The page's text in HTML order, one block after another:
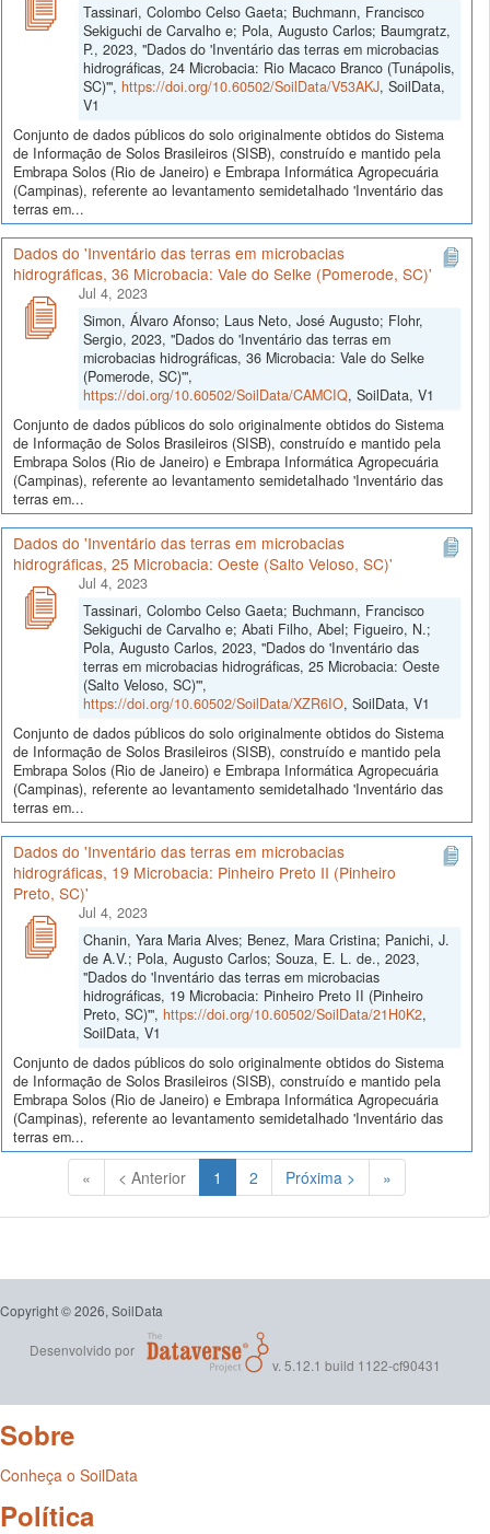
Tassinari, Colombo Celso Gaeta; Buchmann, Francisco
Sekiguchi de Carvalho e; Pola, Augusto Carlos; Baumgratz,
P., 2023, "Dados do 'Inventário das terras em microbacias
hidrográficas, 24 Microbacia: Rio Macaco Branco (Tunápolis,
SC)'", https://doi.org/10.60502/SoilData/V53AKJ, SoilData,
V1
Conjunto de dados públicos do solo originalmente obtidos do Sistema
de Informação de Solos Brasileiros (SISB), construído e mantido pela
Embrapa Solos (Rio de Janeiro) e Embrapa Informática Agropecuária
(Campinas), referente ao levantamento semidetalhado 'Inventário das
terras em...
Dados do 'Inventário das terras em microbacias
hidrográficas, 36 Microbacia: Vale do Selke (Pomerode, SC)'
Jul 4, 2023
Simon, Álvaro Afonso; Laus Neto, José Augusto; Flohr,
Sergio, 2023, "Dados do 'Inventário das terras em
microbacias hidrográficas, 36 Microbacia: Vale do Selke
(Pomerode, SC)'",
https://doi.org/10.60502/SoilData/CAMCIQ, SoilData, V1
Conjunto de dados públicos do solo originalmente obtidos do Sistema
de Informação de Solos Brasileiros (SISB), construído e mantido pela
Embrapa Solos (Rio de Janeiro) e Embrapa Informática Agropecuária
(Campinas), referente ao levantamento semidetalhado 'Inventário das
terras em...
Dados do 'Inventário das terras em microbacias
hidrográficas, 25 Microbacia: Oeste (Salto Veloso, SC)'
Jul 4, 2023
Tassinari, Colombo Celso Gaeta; Buchmann, Francisco
Sekiguchi de Carvalho e; Abati Filho, Abel; Figueiro, N.;
Pola, Augusto Carlos, 2023, "Dados do 'Inventário das
terras em microbacias hidrográficas, 25 Microbacia: Oeste
(Salto Veloso, SC)'",
https://doi.org/10.60502/SoilData/XZR6IO, SoilData, V1
Conjunto de dados públicos do solo originalmente obtidos do Sistema
de Informação de Solos Brasileiros (SISB), construído e mantido pela
Embrapa Solos (Rio de Janeiro) e Embrapa Informática Agropecuária
(Campinas), referente ao levantamento semidetalhado 'Inventário das
terras em...
Dados do 'Inventário das terras em microbacias
hidrográficas, 19 Microbacia: Pinheiro Preto II (Pinheiro
Preto, SC)'
Jul 4, 2023
Chanin, Yara Maria Alves; Benez, Mara Cristina; Panichi, J.
de A.V.; Pola, Augusto Carlos; Souza, E. L. de., 2023,
"Dados do 'Inventário das terras em microbacias
hidrográficas, 19 Microbacia: Pinheiro Preto II (Pinheiro
Preto, SC)'", https://doi.org/10.60502/SoilData/21H0K2,
SoilData, V1
Conjunto de dados públicos do solo originalmente obtidos do Sistema
de Informação de Solos Brasileiros (SISB), construído e mantido pela
Embrapa Solos (Rio de Janeiro) e Embrapa Informática Agropecuária
(Campinas), referente ao levantamento semidetalhado 'Inventário das
terras em...
« < Anterior 1 (Atual)
2 Próxima > »
Copyright © 2026, SoilData
Desenvolvido por
v. 5.12.1 build 1122-cf90431
Sobre
Conheça o SoilData
Política